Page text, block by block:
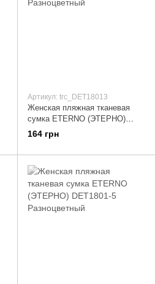
Артикул: trc_DET18013
Женская пляжная тканевая
сумка ETERNO (ЭТЕРНО)
DET1801-3 Разноцветный
164 грн